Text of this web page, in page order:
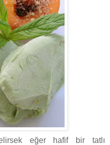
eğer hafif bir tatlı